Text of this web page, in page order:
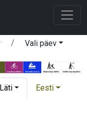
Vali päev
Läti Eesti